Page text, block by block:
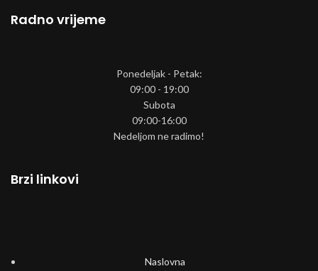
Radno vrijeme
Ponedeljak - Petak:
09:00 - 19:00
Subota
09:00-16:00
Nedeljom ne radimo!
Brzi linkovi
Naslovna